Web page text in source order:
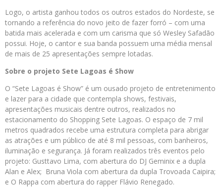
Logo, o artista ganhou todos os outros estados do Nordeste, se
tornando a referência do novo jeito de fazer forró – com uma
batida mais acelerada e com um carisma que só Wesley Safadão
possui. Hoje, o cantor e sua banda possuem uma média mensal
de mais de 25 apresentações sempre lotadas.
Sobre o projeto Sete Lagoas é Show
O “Sete Lagoas é Show” é um ousado projeto de entretenimento
e lazer para a cidade que contempla shows, festivais,
apresentações musicais dentre outros, realizados no
estacionamento do Shopping Sete Lagoas. O espaço de 7 mil
metros quadrados recebe uma estrutura completa para abrigar
as atrações e um público de até 8 mil pessoas, com banheiros,
iluminação e segurança. Já foram realizados três eventos pelo
projeto: Gusttavo Lima, com abertura do DJ Geminix e a dupla
Alan e Alex; Bruna Viola com abertura da dupla Trovoada Caipira;
e O Rappa com abertura do rapper Flávio Renegado.